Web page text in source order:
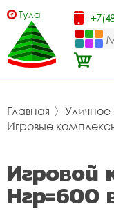
Тула
Главная 〉
Игровые
Игровой
Нгр=600